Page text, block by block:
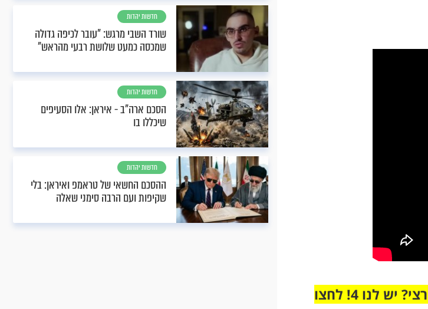
מחוברים רק לקבוצת ווטסאפ אחת מבית מוקד תהילים ארצי? יש לנו 4! לחצו
חדשות יהדות
שורד השבי מרגש: "עובר לכיפה גדולה
שמכסה כמעט שלושת רבעי מהראש"
חדשות יהדות
הסכם ארה"ב - איראן: אלו הסעיפים
שיכללו בו
חדשות יהדות
ההסכם החשאי של טראמפ ואיראן: בלי
שקיפות ועם הרבה סימני שאלה